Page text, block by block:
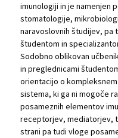
imunologiji in je namenjen
stomatologije,
naravoslovnih študijev, pa
študentom in
Sodobno oblikovan
in preglednicami
orientacijo o
sistema, ki ga ni mogoče
posameznih elementov
receptorjev, mediatorjev,
strani pa tudi vloge